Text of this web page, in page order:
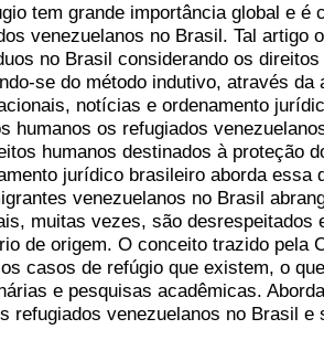
tem grande importância global e é
venezuelanos no Brasil. Tal artigo
no Brasil considerando os
se do método indutivo, através
notícias e ordenamento
humanos os refugiados
humanos destinados à proteção
jurídico brasileiro aborda essa
venezuelanos no Brasil
muitas vezes, são desrespeitados
de origem. O conceito trazido pela
casos de refúgio que existem, o
e pesquisas acadêmicas.
refugiados venezuelanos no Brasil e